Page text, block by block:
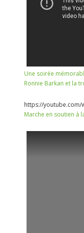
Une soirée
Ronnie Barkan et la
https://youtube.com/
Marche en soutien à